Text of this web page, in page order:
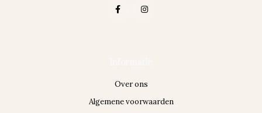
Over ons
Algemene voorwaarden